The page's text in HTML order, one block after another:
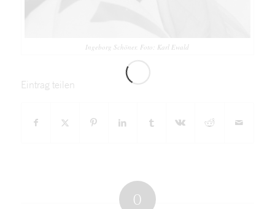
Ingeborg Schöner. Foto: Karl Ewald
Eintrag teilen
0